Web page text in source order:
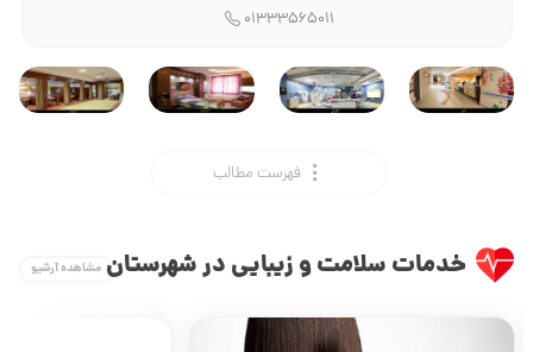
01333565011
فهرست مطالب
خدمات سلامت و زیبایی در شهرستان مشاهده آرشیو